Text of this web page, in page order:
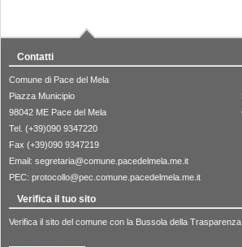
Contatti
Comune di Pace del Mela
Piazza Municipio
98042 ME Pace del Mela
Tel. (+39)090 9347220
Fax (+39)090 9347219
Email: segretaria@comune.pacedelmela.me.it
PEC: protocollo@pec.comune.pacedelmela.me.it
Verifica il tuo sito
Verifica il sito del comune con la Bussola della